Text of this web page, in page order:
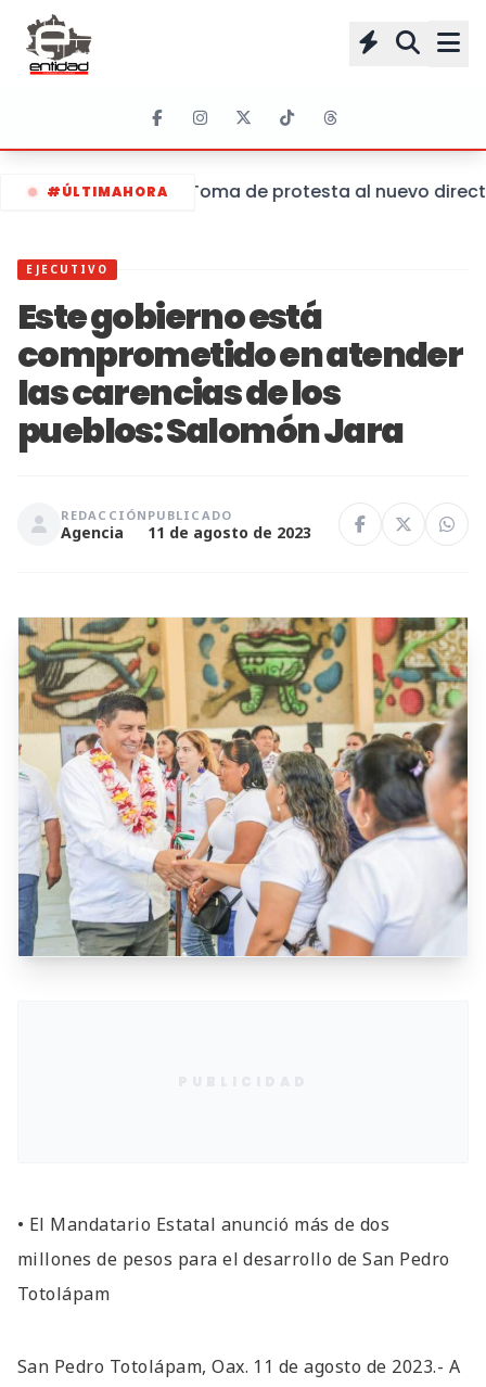
#ÚLTIMAHORA Toma de protesta al nuevo
EJECUTIVO
Este gobierno está
comprometido en atender
las carencias de los
pueblos: Salomón Jara
REDACCIÓN
Agencia
PUBLICADO
11 de agosto de 2023
• El Mandatario Estatal anunció más de dos
millones de pesos para el desarrollo de San Pedro
Totolápam
San Pedro Totolápam, Oax. 11 de agosto de 2023.- A